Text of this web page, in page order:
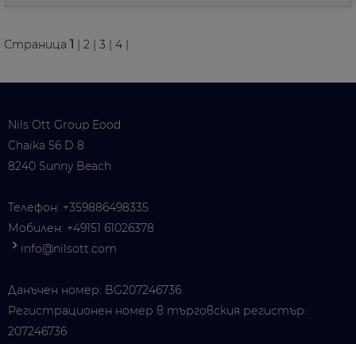
Страница 1 | 2 | 3 | 4 |
Nils Ott Group Eood
Chaika 56 D 8
8240 Sunny Beach
Телефон: +359886498335
Мобилен: +49151 61026378
info@nilsott.com
Данъчен номер: BG207246736
Регистрационен номер в търговския регистър:
207246736